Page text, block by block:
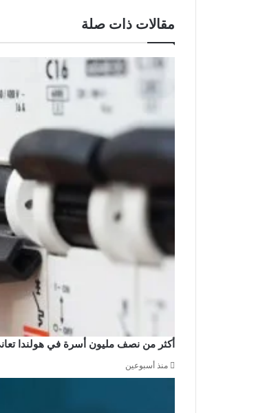
مقالات ذات صلة
أكثر من نصف مليون أسرة في هولندا
منذ أسبوعين